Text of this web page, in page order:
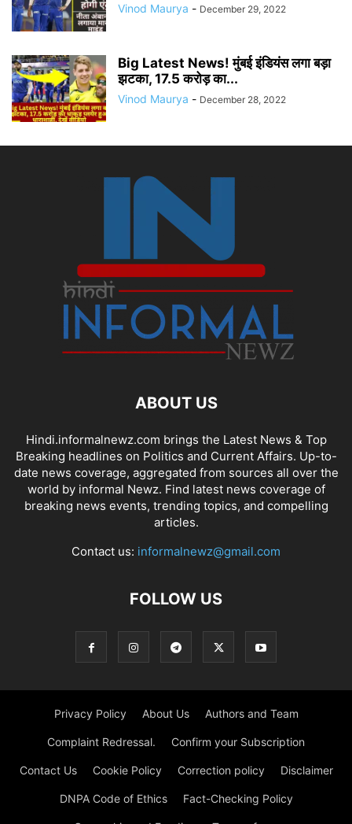
Vinod Maurya - December 29, 2022
Big Latest News! मुंबई इंडियंस लगा बड़ा
झटका, 17.5 करोड़ का...
Vinod Maurya - December 28, 2022
ABOUT US
Hindi.informalnewz.com brings the Latest News & Top
Breaking headlines on Politics and Current Affairs. Up-to-
date news coverage, aggregated from sources all over the
world by informal Newz. Find latest news coverage of
breaking news events, trending topics, and compelling
articles.
Contact us: informalnewz@gmail.com
FOLLOW US
Privacy Policy About Us Authors and Team
Complaint Redressal. Confirm your Subscription
Contact Us Cookie Policy Correction policy Disclaimer
DNPA Code of Ethics Fact-Checking Policy